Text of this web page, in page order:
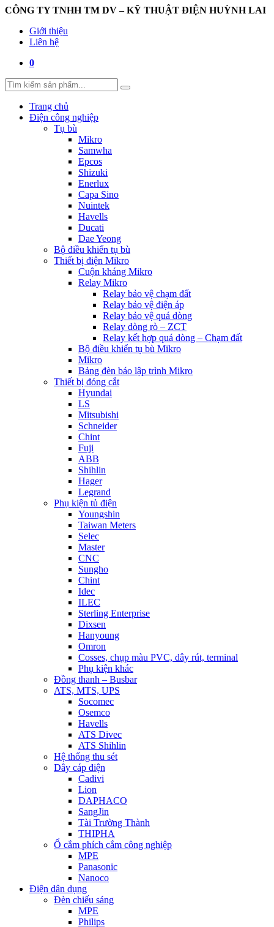
CÔNG TY TNHH TM DV – KỸ THUẬT ĐIỆN HUỲNH LAI
Giới thiệu
Liên hệ
0
Trang chủ
Điện công nghiệp
Tụ bù
Mikro
Samwha
Epcos
Shizuki
Enerlux
Capa Sino
Nuintek
Havells
Ducati
Dae Yeong
Bộ điều khiển tụ bù
Thiết bị điện Mikro
Cuộn kháng Mikro
Relay Mikro
Relay bảo vệ chạm đất
Relay bảo vệ điện áp
Relay bảo vệ quá dòng
Relay dòng rò – ZCT
Relay kết hợp quá dòng – Chạm đất
Bộ điều khiển tụ bù Mikro
Mikro
Bảng đèn báo lập trình Mikro
Thiết bị đóng cắt
Hyundai
LS
Mitsubishi
Schneider
Chint
Fuji
ABB
Shihlin
Hager
Legrand
Phụ kiện tủ điện
Youngshin
Taiwan Meters
Selec
Master
CNC
Sungho
Chint
Idec
ILEC
Sterling Enterprise
Dixsen
Hanyoung
Omron
Cosses, chụp màu PVC, dây rút, terminal
Phụ kiện khác
Đồng thanh – Busbar
ATS, MTS, UPS
Socomec
Osemco
Havells
ATS Divec
ATS Shihlin
Hệ thống thu sét
Dây cáp điện
Cadivi
Lion
DAPHACO
SangJin
Tài Trường Thành
THIPHA
Ổ cắm phích cắm công nghiệp
MPE
Panasonic
Nanoco
Điện dân dụng
Đèn chiếu sáng
MPE
Philips